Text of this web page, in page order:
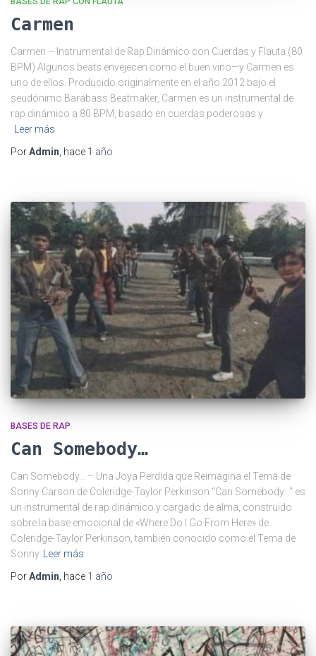
Carmen
Carmen – Instrumental de Rap Dinámico con Cuerdas y Flauta (80
BPM) Algunos beats envejecen como el buen vino—y Carmen es
uno de ellos. Producido originalmente en el año 2012 bajo el
seudónimo Barabass Beatmaker, Carmen es un instrumental de
rap dinámico a 80 BPM, basado en cuerdas poderosas y
Leer más
PorAdmin , hace 1 año
BASES DE RAP
Can Somebody…
Can Somebody… – Una Joya Perdida que Reimagina el Tema de
Sonny Carson de Coleridge-Taylor Perkinson “Can Somebody…” es
un instrumental de rap dinámico y cargado de alma, construido
sobre la base emocional de «Where Do I Go From Here» de
Coleridge-Taylor Perkinson, también conocido como el Tema de
Sonny Leer más
PorAdmin , hace 1 año